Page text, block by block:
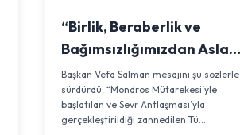
“Birlik, Beraberlik ve
Bağımsızlığımızdan Asla
Ödün Vermeyeceğiz”
Başkan Vefa Salman mesajını şu sözlerle
sürdürdü; “Mondros Mütarekesi’yle
başlatılan ve Sevr Antlaşması’yla
gerçekleştirildiği zannedilen Tü...